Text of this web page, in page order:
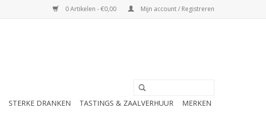
0 Artikelen - €0,00 Mijn account / Registreren
STERKE DRANKEN TASTINGS & ZAALVERHUUR MERKEN